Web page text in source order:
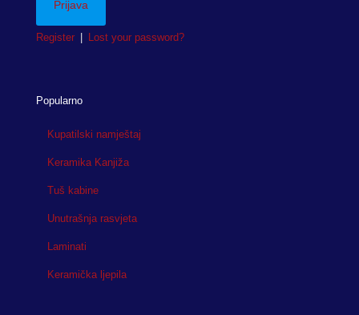
Register Lost your password?
Popularno
Kupatilski namještaj
Keramika Kanjiža
Tuš kabine
Unutrašnja rasvjeta
Laminati
Keramička ljepila